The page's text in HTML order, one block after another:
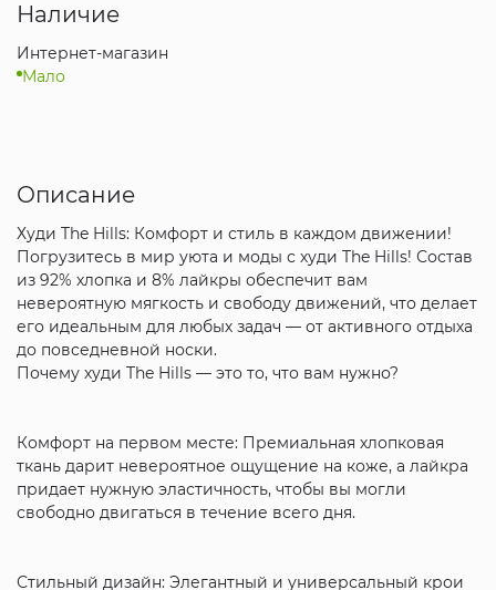
Наличие
Интернет-магазин
Мало
Описание
Худи The Hills: Комфорт и стиль в каждом движении!
Погрузитесь в мир уюта и моды с худи The Hills! Состав
из 92% хлопка и 8% лайкры обеспечит вам
невероятную мягкость и свободу движений, что делает
его идеальным для любых задач — от активного отдыха
до повседневной носки.
Почему худи The Hills — это то, что вам нужно?
Комфорт на первом месте: Премиальная хлопковая
ткань дарит невероятное ощущение на коже, а лайкра
придает нужную эластичность, чтобы вы могли
свободно двигаться в течение всего дня.
Стильный дизайн: Элегантный и универсальный крои